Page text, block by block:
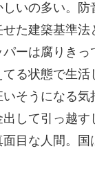
いの多い。防
た建築基準法
パーは腐りき
る状態で生活
そうになる気
して引っ越す
目な人間。国